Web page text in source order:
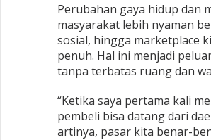
Perubahan gaya hidup dan
masyarakat lebih nyaman
sosial, hingga marketplace
penuh. Hal ini menjadi
tanpa terbatas ruang dan
“Ketika saya pertama kali
pembeli bisa datang dari
artinya, pasar kita benar-